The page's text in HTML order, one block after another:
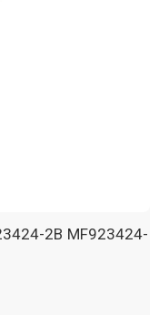
2B MF923424-